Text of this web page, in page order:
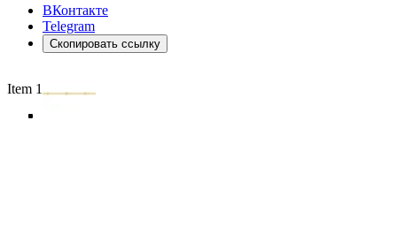
ВКонтакте
Telegram
Скопировать ссылку
Item 1 of 5